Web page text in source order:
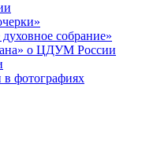
собрание»
о ЦДУМ России
фотографиях